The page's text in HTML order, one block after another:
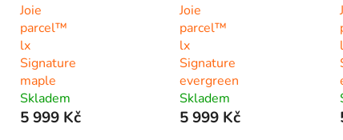
Joie
parcel™
lx
Signature
maple
Skladem
5 999 Kč
Joie
parcel™
lx
Signature
evergreen
Skladem
5 999 Kč